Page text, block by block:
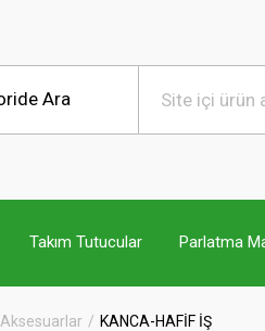
Takım Tutucular Parlatma
Aksesuarlar KANCA-HAFİF İŞ